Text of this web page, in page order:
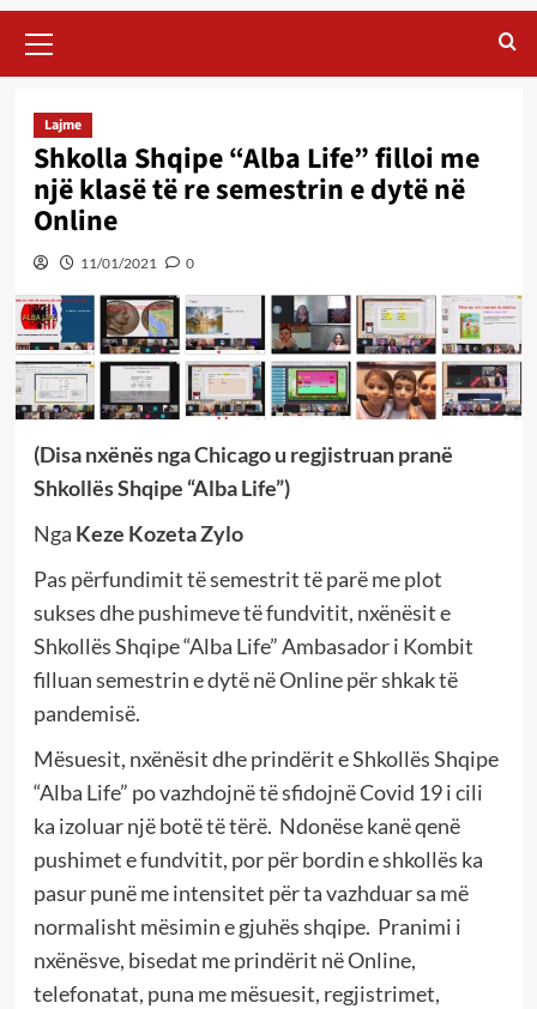
Menu
Lajme
Shkolla Shqipe “Alba Life” filloi me
një klasë të re semestrin e dytë në
Online
11/01/2021 0
(Disa nxënës nga Chicago u regjistruan pranë
Shkollës Shqipe “Alba Life”)
Nga Keze Kozeta Zylo
Pas përfundimit të semestrit të parë me plot
sukses dhe pushimeve të fundvitit, nxënësit e
Shkollës Shqipe “Alba Life” Ambasador i Kombit
filluan semestrin e dytë në Online për shkak të
pandemisë.
Mësuesit, nxënësit dhe prindërit e Shkollës Shqipe
“Alba Life” po vazhdojnë të sfidojnë Covid 19 i cili
ka izoluar një botë të tërë. Ndonëse kanë qenë
pushimet e fundvitit, por për bordin e shkollës ka
pasur punë me intensitet për ta vazhduar sa më
normalisht mësimin e gjuhës shqipe. Pranimi i
nxënësve, bisedat me prindërit në Online,
telefonatat, puna me mësuesit, regjistrimet,